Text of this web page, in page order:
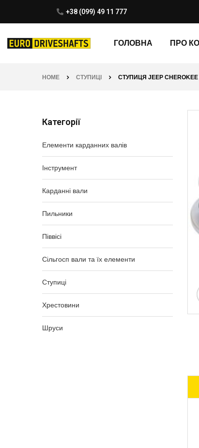
+38 (099) 49 11 777
ГОЛОВНА ПРО
HOME СТУПИЦІ СТУПИЦЯ JEEP CHEROKEE
Категорії
Елементи карданних валів
Інструмент
Карданні вали
Пильники
Піввісі
Сільгосп вали та їх елементи
Ступиці
Хрестовини
Шруси